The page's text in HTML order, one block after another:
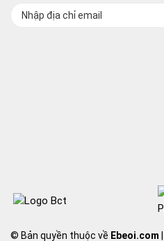
© Bản quyền thuộc về Ebeoi.com